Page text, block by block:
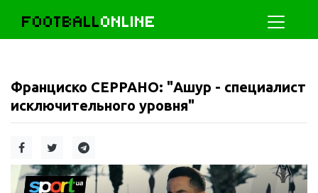
FOOTBALLONLINE
Франциско СЕРРАНО: "Ашур - специалист
исключительного уровня"